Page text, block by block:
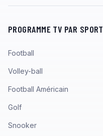
PROGRAMME TV PAR SPORT
Football
Volley-ball
Football Américain
Golf
Snooker